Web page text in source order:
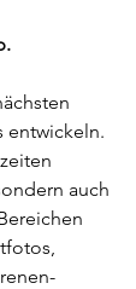
entwickeln.
auch